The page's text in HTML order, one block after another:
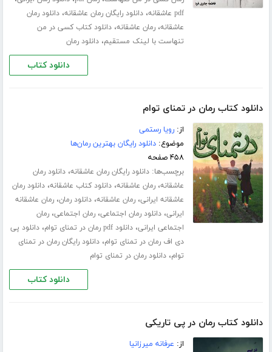
pdf عاشقانه ،دانلود رایگان رمان عاشقانه،دانلود رمان
عاشقانه،رمان عاشقانه،دانلود کتاب کسی در من
تنهاست با لینک مستقیم،دانلود رمان
دانلود کتاب
دانلود کتاب رمان در تمنای توام
از:رویا رستمی
موضوع:دانلود رایگان بهترین رمان‌ها
۴۵۸ صفحه
برچسب‌ها:دانلود رایگان رمان عاشقانه،دانلود رمان
عاشقانه،رمان عاشقانه،دانلود کتاب عاشقانه،دانلود رمان
عاشقانه ایرانی،رمان عاشقانه،دانلود رمان،رمان عاشقانه
ایرانی،دانلود رمان اجتماعی،رمان اجتماعی،رمان
اجتماعی ایرانی،دانلود pdf رمان در تمنای توام ،دانلود پی
دی اف رمان در تمنای توام،دانلود رایگان رمان در تمنای
توام،دانلود رمان در تمنای توام
دانلود کتاب
دانلود کتاب رمان در پی تاریکی
از: عرفانه میرزانیا